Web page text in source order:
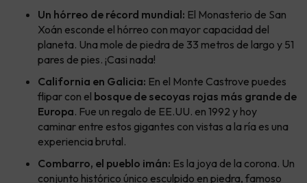
Un hórreo de récord mundial: El Monasterio de San
Xoán esconde el hórreo con mayor capacidad del
planeta. Una mole de piedra de 33 metros de largo y 51
pares de pies. ¡Casi nada!
California en Galicia: En el Monte Castrove puedes
flipar con el bosque de secoyas rojas más grande de
Europa. Fue un regalo de EE.UU. en 1992 y hoy
caminar entre estos gigantes con vistas a la ría es una
experiencia brutal.
Combarro, el pueblo imán: Es la joya de la corona. Un
conjunto histórico único esculpido en piedra, famoso